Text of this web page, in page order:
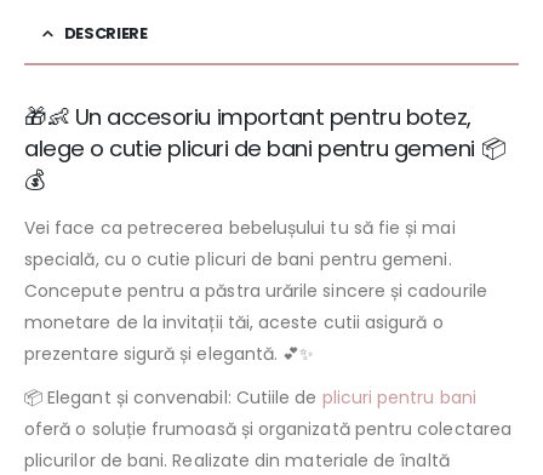
DESCRIERE
🎁👶 Un accesoriu important pentru botez,
alege o cutie plicuri de bani pentru gemeni 📦
💰
Vei face ca petrecerea bebelușului tu să fie și mai
specială, cu o cutie plicuri de bani pentru gemeni.
Concepute pentru a păstra urările sincere și cadourile
monetare de la invitații tăi, aceste cutii asigură o
prezentare sigură și elegantă. 💕✨
📦 Elegant și convenabil: Cutiile de plicuri pentru bani
oferă o soluție frumoasă și organizată pentru colectarea
plicurilor de bani. Realizate din materiale de înaltă